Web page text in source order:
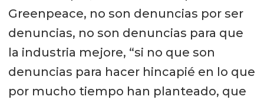
Greenpeace, no son denuncias por ser
denuncias, no son denuncias para que
la industria mejore, “si no que son
denuncias para hacer hincapié en lo que
por mucho tiempo han planteado, que